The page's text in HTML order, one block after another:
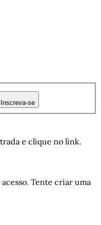
Inscreva-se
e clique no link.
Tente criar uma